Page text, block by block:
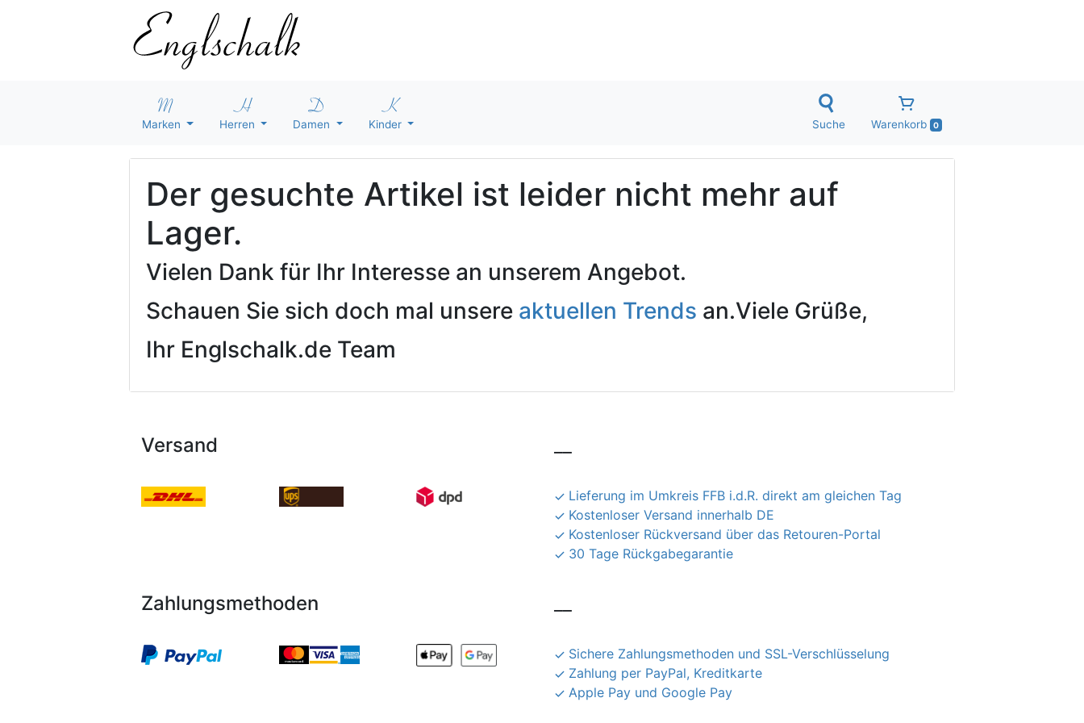
Marken Herren Damen Kinder Suche Warenkorb 0
Der gesuchte Artikel ist leider nicht mehr auf
Lager.
Vielen Dank für Ihr Interesse an unserem Angebot.
Schauen Sie sich doch mal unsere aktuellen Trends an.Viele Grüße,
Ihr Englschalk.de Team
Versand
Lieferung im Umkreis FFB i.d.R. direkt am gleichen Tag
Kostenloser Versand innerhalb DE
Kostenloser Rückversand über das Retouren-Portal
30 Tage Rückgabegarantie
Zahlungsmethoden
Sichere Zahlungsmethoden und SSL-Verschlüsselung
Zahlung per PayPal, Kreditkarte
Apple Pay und Google Pay